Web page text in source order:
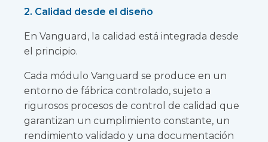
2. Calidad desde el diseño
En Vanguard, la calidad está integrada desde
el principio.
Cada módulo Vanguard se produce en un
entorno de fábrica controlado, sujeto a
rigurosos procesos de control de calidad que
garantizan un cumplimiento constante, un
rendimiento validado y una documentación